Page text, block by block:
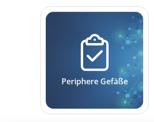
Periphere Gefäße